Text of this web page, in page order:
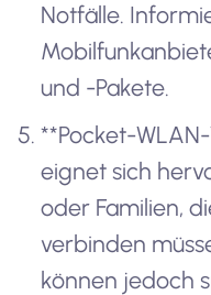
Notfälle.
und -Pakete.
**Pocket-
eignet sich
oder Familien,
verbinden
können jedoch